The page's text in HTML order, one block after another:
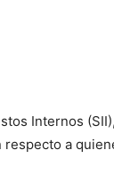
Internos
a